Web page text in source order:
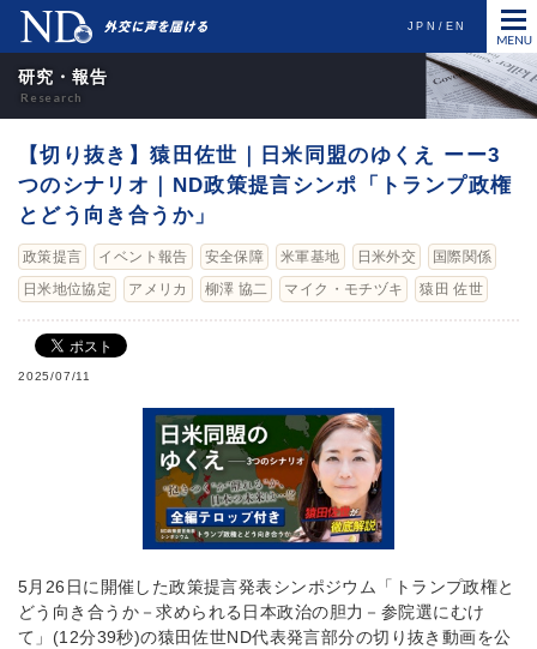
JPN EN
研究・報告
【切り抜き】猿田佐世｜日米同盟のゆくえ ーー3
つのシナリオ｜ND政策提言シンポ「トランプ政権
とどう向き合うか」
政策提言 イベント報告 安全保障 米軍基地 日米外交
国際関係
日米地位協定
アメリカ 柳澤 協二 マイク・モチヅキ 猿田 佐世
2025/07/11
5月26日に開催した政策提言発表シンポジウム「トランプ政権と
どう向き合うか－求められる日本政治の胆力－参院選にむけ
て」(12分39秒)の猿田佐世ND代表発言部分の切り抜き動画を公